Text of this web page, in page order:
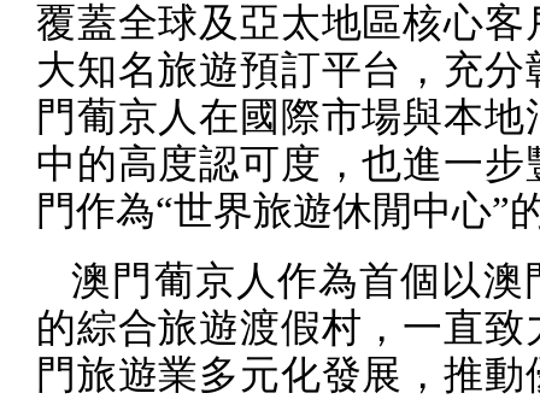
覆蓋全球及亞太地區核心客
大知名旅遊預訂平台，充分
門葡京人在國際市場與本地
中的高度認可度，也進一步
門作為“世界旅遊休閒中心”
澳門葡京人作為首個以澳
的綜合旅遊渡假村，一直致
門旅遊業多元化發展，推動